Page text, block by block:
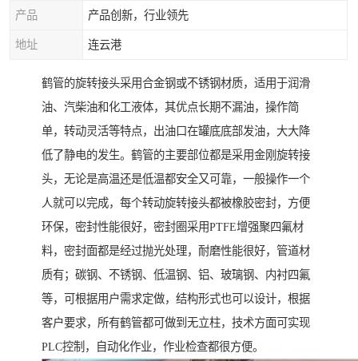
产品 产品创新，行业领先
地址 连云港
鹤管的旋转接头采用合金钢或不锈钢材质，适用于润滑
油、汽柴油和化工液体，其优点长期不漏油，操作简
单，转动灵活等特点，出油口在罐底底部发油，大大降
低了静电的发生。鹤管的主要部位都是采用金刚旋转接
头，无论是高温还是低温都安全又可靠，一般操作一个
人就可以完成，每个转动旋转接头都被橡胶密封，方便
环保，密封性能很好，密封圈采用PTFE增强聚四氟材
料，密封面都是经过抛光处理，耐磨性能很好，管道材
质有；碳钢、不锈钢、低温钢、铝、玻璃钢、内衬四氟
等，可根据用户需求定做，结构形式也可以设计，根据
客户要求，所有鹤管都可做到无立柱，技术方面可实现
PLC控制，自动化作业，作业检查都很方便。